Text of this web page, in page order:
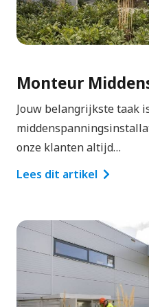
Monteur
Jouw belangrijkste taak
onze klanten altijd…
Lees dit artikel